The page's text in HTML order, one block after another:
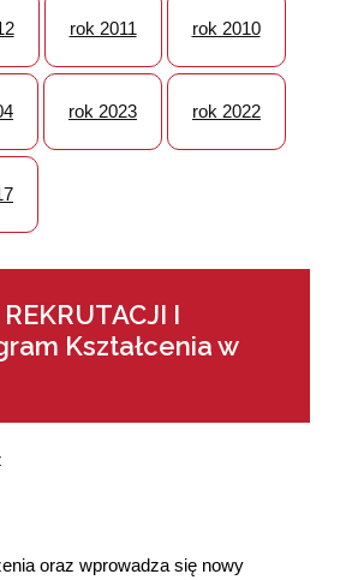
rok 2011 rok 2010
rok 2023 rok 2022
I
Kształcenia w
oraz wprowadza się nowy